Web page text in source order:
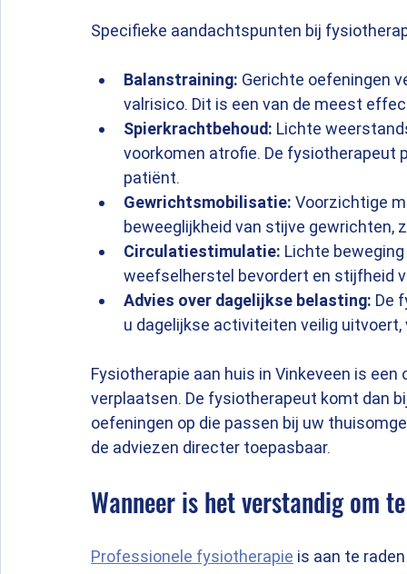
Specifieke aandachtspunten bij
Balanstraining: Gerichte oefeningen
valrisico. Dit is een van de meest
Spierkrachtbehoud: Lichte
voorkomen atrofie. De fysiotherapeut
patiënt.
Gewrichtsmobilisatie: Voorzichtige
beweeglijkheid van stijve gewrichten,
Circulatiestimulatie: Lichte
weefselherstel bevordert en stijfheid
Advies over dagelijkse belasting: De
u dagelijkse activiteiten veilig
Fysiotherapie aan huis in Vinkeveen is
verplaatsen. De fysiotherapeut komt dan
oefeningen op die passen bij uw
de adviezen directer toepasbaar.
Wanneer is het verstandig om
Professionele fysiotherapie is aan te